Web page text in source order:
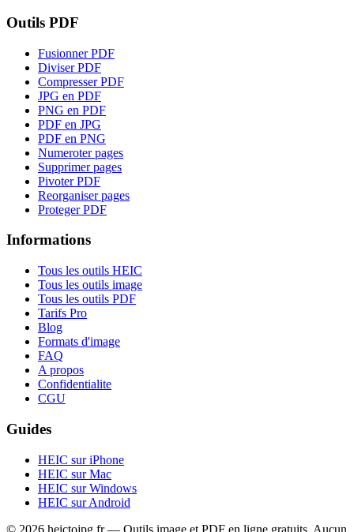
Outils PDF
Fusionner PDF
Diviser PDF
Compresser PDF
JPG en PDF
PNG en PDF
PDF en JPG
PDF en PNG
Numeroter pages
Supprimer pages
Pivoter PDF
Reorganiser pages
Proteger PDF
Informations
Tous les outils HEIC
Tous les outils image
Tous les outils PDF
Tarifs Pro
Blog
Formats d'image
FAQ
A propos
Confidentialite
CGU
Guides
HEIC sur iPhone
HEIC sur Mac
HEIC sur Windows
HEIC sur Android
© 2026 heictojpg.fr — Outils image et PDF en ligne gratuits. Aucun